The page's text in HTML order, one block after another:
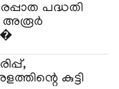
പദ്ധതി
അരൂർ
കുട്ടി